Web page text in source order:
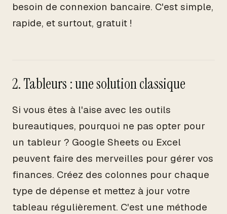
besoin de connexion bancaire. C'est simple,
rapide, et surtout, gratuit !
2. Tableurs : une solution classique
Si vous êtes à l'aise avec les outils
bureautiques, pourquoi ne pas opter pour
un tableur ? Google Sheets ou Excel
peuvent faire des merveilles pour gérer vos
finances. Créez des colonnes pour chaque
type de dépense et mettez à jour votre
tableau régulièrement. C'est une méthode